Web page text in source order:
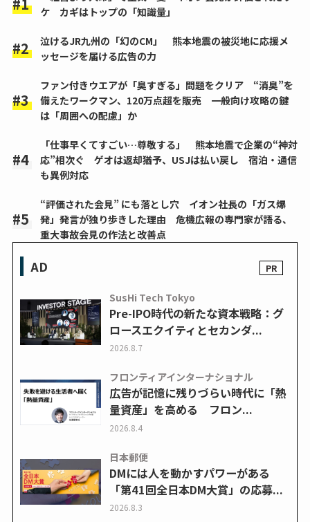
ケ カギはトップの「知識量」
泣けるJR九州の「幻のCM」 熊本地震の被災地に応援メ
ッセージを届ける広告の力
ファン付きウエアが「臭すぎる」問題をクリア “消臭”を
備えたワークマン、120万点超を販売 一般向け攻略の鍵
は「周囲への配慮」か
「仕事早くてすごい…尊敬する」 熊本地震で企業の“神対
応”相次ぐ ゲオは返却猶予、USJは払い戻し 宿泊・通信
も異例対応
“評価された会見” にも落とし穴 イオン社長の「ガス爆
発」発言が独り歩きした理由 危機広報の専門家が語る、
重大事故会見の作法と改善点
AD
SusHi Tech Tokyo
Pre-IPO時代の新たな資本戦略：グ
ロースエクイティとセカンダ...
2026.8.7
フロンティアインターナショナル
広告が記憶に残りづらい時代に「熱
量資産」を高める フロン...
2026.8.4
日本郵便
DMには人を動かすパワーがある
「第41回全日本DM大賞」の応募...
2026.8.3